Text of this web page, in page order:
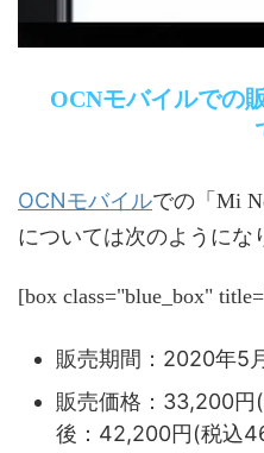
OCNモバイルでの
OCNモバイルでの「Mi
については次のようにな
[box class="blue_box"
販売期間：2020年5
販売価格：33,200
後：42,200円(税込